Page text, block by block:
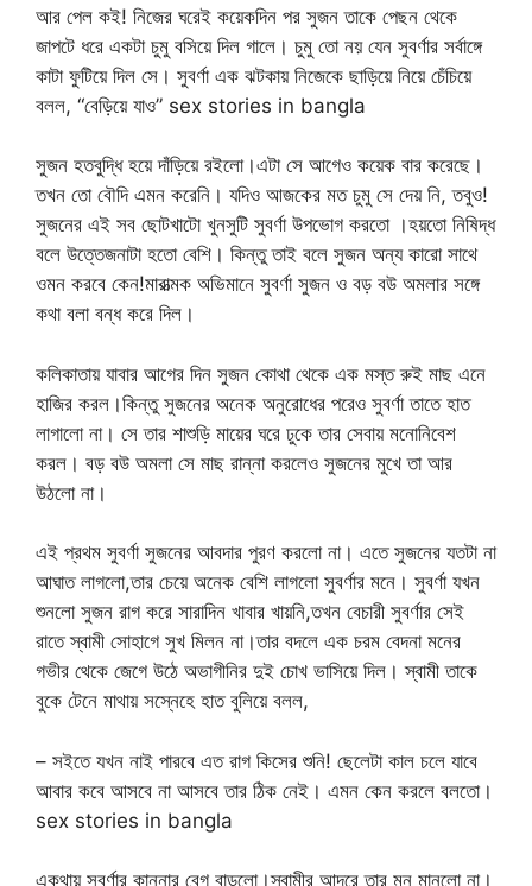
আর পেল কই! নিজের ঘরেই কয়েকদিন পর সুজন তাকে পেছন থেকে
জাপটে ধরে একটা চুমু বসিয়ে দিল গালে। চুমু তো নয় যেন সুবর্ণার সর্বাঙ্গে
কাটা ফুটিয়ে দিল সে। সুবর্ণা এক ঝটকায় নিজেকে ছাড়িয়ে নিয়ে চেঁচিয়ে
বলল, “বেড়িয়ে যাও” sex stories in bangla
সুজন হতবুদ্ধি হয়ে দাঁড়িয়ে রইলো।এটা সে আগেও কয়েক বার করেছে।
তখন তো বৌদি এমন করেনি। যদিও আজকের মত চুমু সে দেয় নি, তবুও!
সুজনের এই সব ছোটখাটো খুনসুটি সুবর্ণা উপভোগ করতো ।হয়তো নিষিদ্ধ
বলে উত্তেজনাটা হতো বেশি। কিন্তু তাই বলে সুজন অন্য কারো সাথে
ওমন করবে কেন!মারাত্মক অভিমানে সুবর্ণা সুজন ও বড় বউ অমলার সঙ্গে
কথা বলা বন্ধ করে দিল।
কলিকাতায় যাবার আগের দিন সুজন কোথা থেকে এক মস্ত রুই মাছ এনে
হাজির করল।কিন্তু সুজনের অনেক অনুরোধের পরেও সুবর্ণা তাতে হাত
লাগালো না। সে তার শাশুড়ি মায়ের ঘরে ঢুকে তার সেবায় মনোনিবেশ
করল। বড় বউ অমলা সে মাছ রান্না করলেও সুজনের মুখে তা আর
উঠলো না।
এই প্রথম সুবর্ণা সুজনের আবদার পুরণ করলো না। এতে সুজনের যতটা না
আঘাত লাগলো,তার চেয়ে অনেক বেশি লাগলো সুবর্ণার মনে। সুবর্ণা যখন
শুনলো সুজন রাগ করে সারাদিন খাবার খায়নি,তখন বেচারী সুবর্ণার সেই
রাতে স্বামী সোহাগে সুখ মিলন না।তার বদলে এক চরম বেদনা মনের
গভীর থেকে জেগে উঠে অভাগীনির দুই চোখ ভাসিয়ে দিল। স্বামী তাকে
বুকে টেনে মাথায় সস্নেহে হাত বুলিয়ে বলল,
– সইতে যখন নাই পারবে এত রাগ কিসের শুনি! ছেলেটা কাল চলে যাবে
আবার কবে আসবে না আসবে তার ঠিক নেই। এমন কেন করলে বলতো।
sex stories in bangla
একথায় সুবর্ণার কান্নার বেগ বাড়লো।স্বামীর আদরে তার মন মানলো না।